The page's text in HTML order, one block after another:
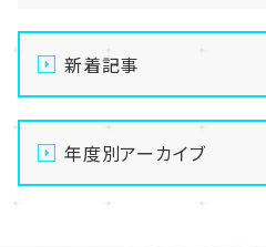
新着記事
通信制高校の学習風景
メイク美容専攻の授業風景
年度別アーカイブ